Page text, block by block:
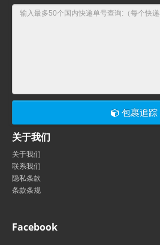
包裹追踪
关于我们
关于我们
联系我们
隐私条款
条款条规
Facebook